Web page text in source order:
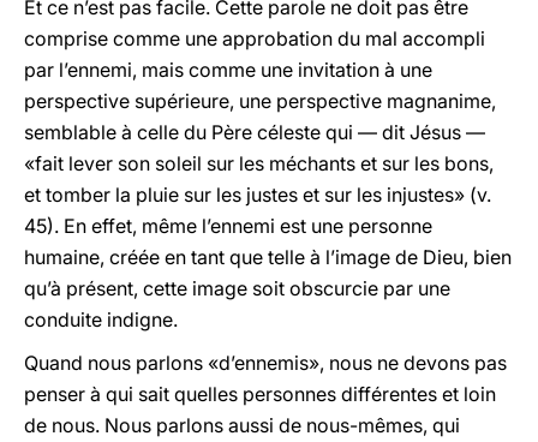
Et ce n’est pas facile. Cette parole ne doit pas être
comprise comme une approbation du mal accompli
par l’ennemi, mais comme une invitation à une
perspective supérieure, une perspective magnanime,
semblable à celle du Père céleste qui — dit Jésus —
«fait lever son soleil sur les méchants et sur les bons,
et tomber la pluie sur les justes et sur les injustes» (v.
45). En effet, même l’ennemi est une personne
humaine, créée en tant que telle à l’image de Dieu, bien
qu’à présent, cette image soit obscurcie par une
conduite indigne.
Quand nous parlons «d’ennemis», nous ne devons pas
penser à qui sait quelles personnes différentes et loin
de nous. Nous parlons aussi de nous-mêmes, qui